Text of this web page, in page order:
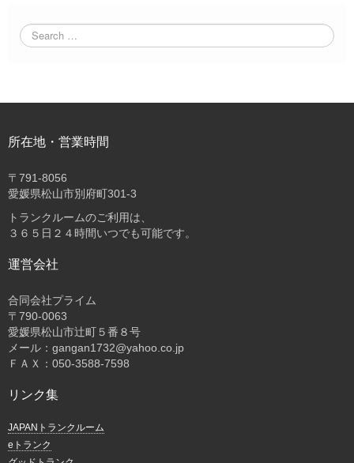
所在地・営業時間
〒 791-8056
愛媛県松山市別府町301-3
トランクルームのご利用は、
３６５日２４時間いつでも可能です。
運営会社
合同会社プライム
〒 790-0063
愛媛県松山市辻町５番８号
メール：gangan1732@yahoo.co.jp
ＦＡＸ：050-3588-7598
リンク集
JAPANトランクルーム
eトランク